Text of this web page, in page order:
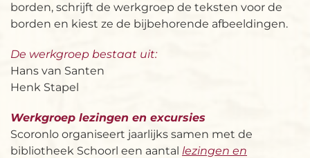
borden, schrijft de werkgroep de teksten voor de
borden en kiest ze de bijbehorende afbeeldingen.
De werkgroep bestaat uit:
Hans van Santen
Henk Stapel
Werkgroep lezingen en excursies
Scoronlo organiseert jaarlijks samen met de
bibliotheek Schoorl een aantal lezingen en